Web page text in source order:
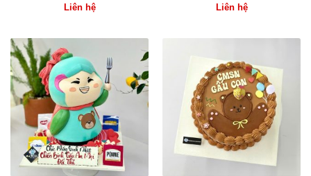
Liên hệ
Liên hệ